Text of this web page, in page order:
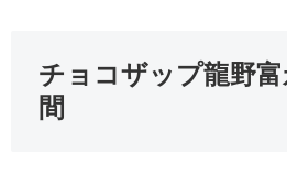
チョコザップ龍野
間